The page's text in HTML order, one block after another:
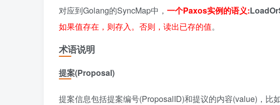
对应到Golang的SyncMap中， 一个Paxos实例的语义:
如果值存在，则存入。否则，读出已存的值。
术语说明
提案(Proposal)
提案信息包括提案编号(ProposalID)和提议的内容(value)，比